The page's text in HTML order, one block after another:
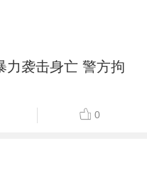
力袭击身亡 警方拘
0